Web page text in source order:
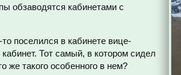
обзаводятся кабинетами с
поселился в кабинете вице-
Тот самый, в котором сидел
же такого особенного в нем?